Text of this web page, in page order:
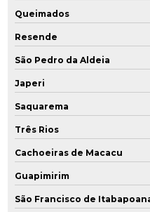
Gerenciamento de áreas
Gerenciamento de
Gestão de áreas
Gestão de efluentes e
Gestão de resíduos
Identificação de áreas
Instalação de poço de
Queimados
Resende
São Pedro da Aldeia
Japeri
Saquarema
Três Rios
Cachoeiras de Macacu
Guapimirim
São Francisco de